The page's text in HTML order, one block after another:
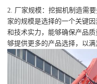
2. 厂家规模：挖掘机制造需
家的规模是选择的一个关键
和技术实力，能够确保产品
够提供更多的产品选择，以满